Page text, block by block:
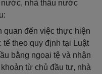
nước, nhà thầu nước
đến việc thực hiện
tế theo quy định tại Luật
bằng ngoại tệ và nhận
từ chủ đầu tư, nhà